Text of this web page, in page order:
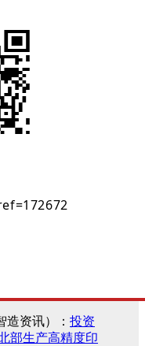
造资讯）： 投资
部生产高精度印